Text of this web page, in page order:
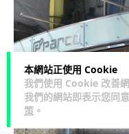
本網站正使用 Cookie
我們使用 Cookie 改善
我們的網站即表示您同
策 。